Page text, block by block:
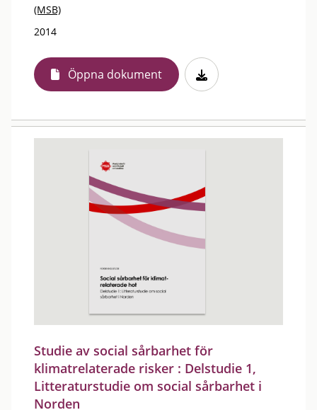
(MSB)
2014
Öppna dokument
Studie av social sårbarhet för
klimatrelaterade risker : Delstudie 1,
Litteraturstudie om social sårbarhet i
Norden